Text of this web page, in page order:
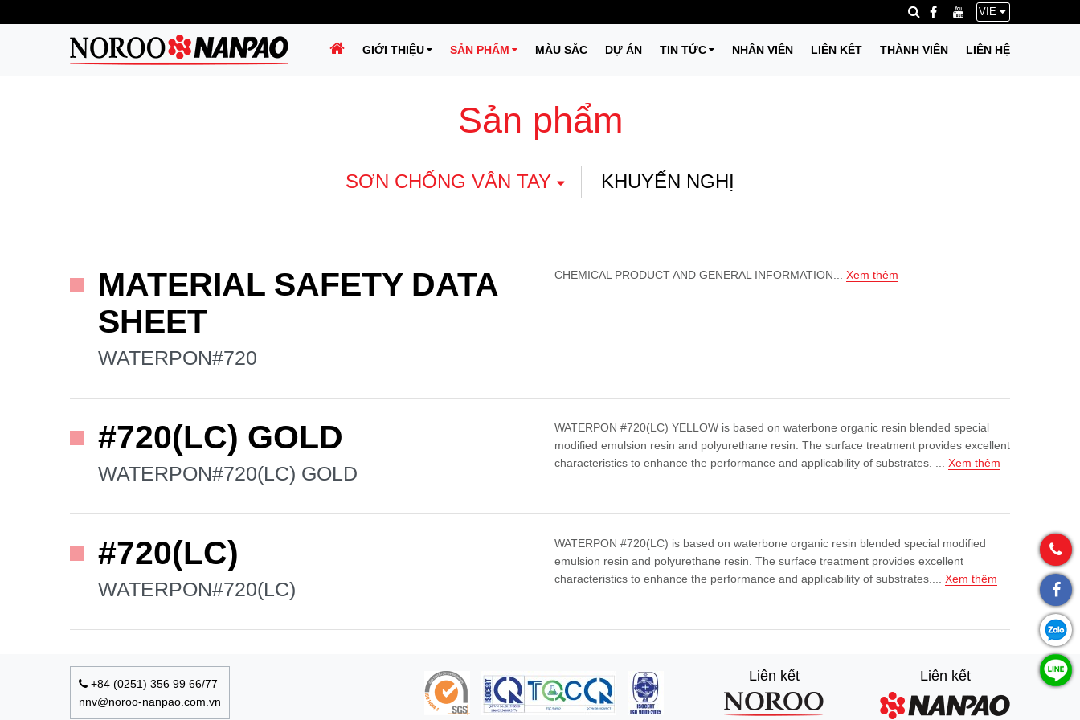
VIE
GIỚI THIỆU SẢN PHẨM MÀU SẮC DỰ ÁN TIN TỨC NHÂN VIÊN LIÊN KẾT THÀNH VIÊN LIÊN HỆ
Sản phẩm
SƠN CHỐNG VÂN TAY KHUYẾN NGHỊ
MATERIAL SAFETY DATA
SHEET
WATERPON#720
CHEMICAL PRODUCT AND GENERAL INFORMATION... Xem thêm
#720(LC) GOLD
WATERPON#720(LC) GOLD
WATERPON #720(LC) YELLOW is based on waterbone organic resin blended special
modified emulsion resin and polyurethane resin. The surface treatment provides excellent
characteristics to enhance the performance and applicability of substrates. ... Xem thêm
#720(LC)
WATERPON#720(LC)
WATERPON #720(LC) is based on waterbone organic resin blended special modified
emulsion resin and polyurethane resin. The surface treatment provides excellent
characteristics to enhance the performance and applicability of substrates.... Xem thêm
+84 (0251) 356 99 66/77
nnv@noroo-nanpao.com.vn
Liên kết
Liên kết